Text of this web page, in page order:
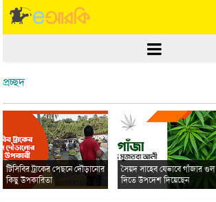
প্রচ্ছদ
টিসিবির ট্রাকের পেছনে দৌড়ানোর
কিছু উপকারিতা
সৈয়দ সাহেব যেভাবে গাঁজার গুল
দিতে উপদেশ দিয়েছেন